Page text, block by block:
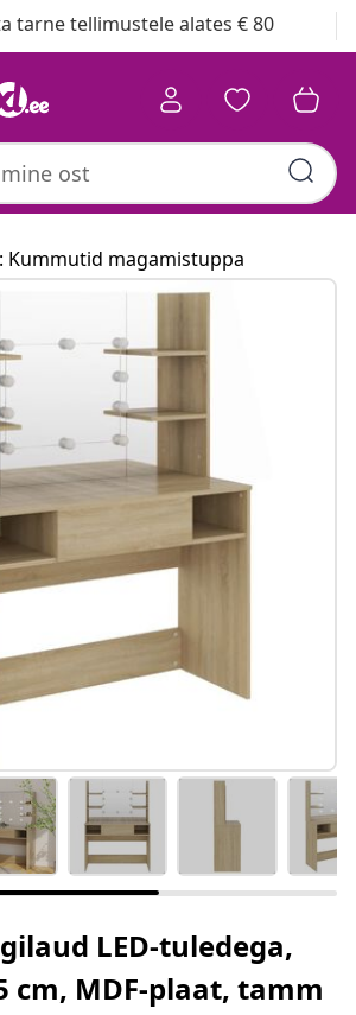
tarne tellimustele alates € 80
Kummutid magamistuppa
LED-tuledega,
cm, MDF-plaat, tamm